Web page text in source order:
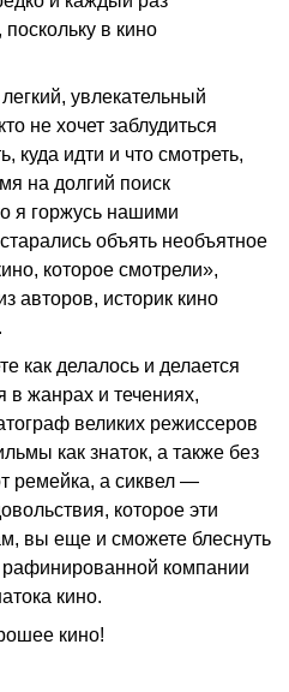
в кино
увлекательный
не хочет заблудиться
куда идти и что смотреть,
на долгий поиск
я горжусь нашими
объять необъятное
которое смотрели»,
авторов, историк кино
как делалось и делается
в жанрах и течениях,
великих режиссеров
как знаток, а также без
ремейка, а сиквел —
которое эти
вы еще и сможете блеснуть
компании
кино.
кино!